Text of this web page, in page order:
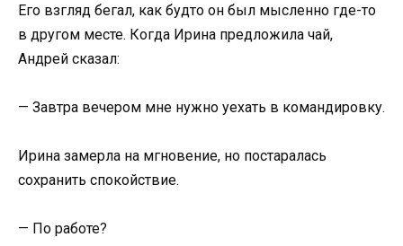
Его взгляд бегал, как будто он был мысленно где-то
в другом месте. Когда Ирина предложила чай,
Андрей сказал:
— Завтра вечером мне нужно уехать в командировку.
Ирина замерла на мгновение, но постаралась
сохранить спокойствие.
— По работе?